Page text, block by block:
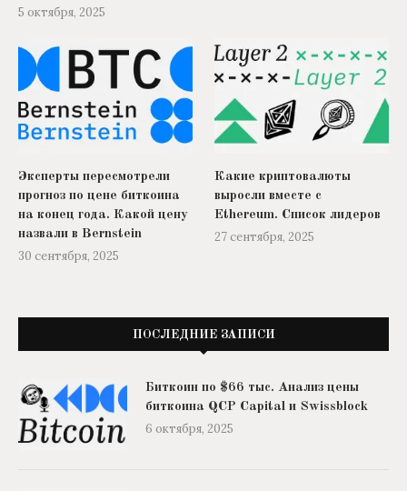
5 октября, 2025
Эксперты пересмотрели
прогноз по цене биткоина
на конец года. Какой цену
назвали в Bernstein
30 сентября, 2025
Какие криптовалюты
выросли вместе с
Ethereum. Список лидеров
27 сентября, 2025
ПОСЛЕДНИЕ ЗАПИСИ
Биткоин по $66 тыс. Анализ цены
биткоина QCP Capital и Swissblock
6 октября, 2025